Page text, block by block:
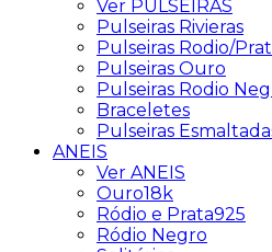
Ver PULSEIRAS
Pulseiras Rivieras
Pulseiras Rodio/
Pulseiras Ouro
Pulseiras Rodio
Braceletes
Pulseiras
ANEIS
Ver ANEIS
Ouro18k
Ródio e Prata925
Ródio Negro